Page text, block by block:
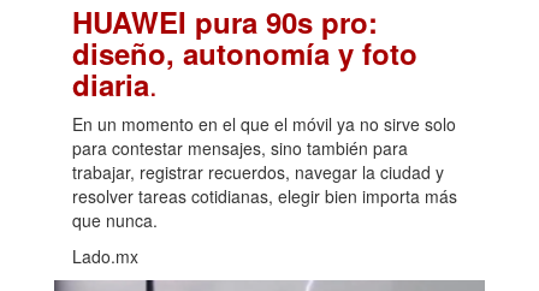
HUAWEI pura 90s pro:
diseño, autonomía y foto
diaria.
En un momento en el que el móvil ya no sirve solo
para contestar mensajes, sino también para
trabajar, registrar recuerdos, navegar la ciudad y
resolver tareas cotidianas, elegir bien importa más
que nunca.
Lado.mx